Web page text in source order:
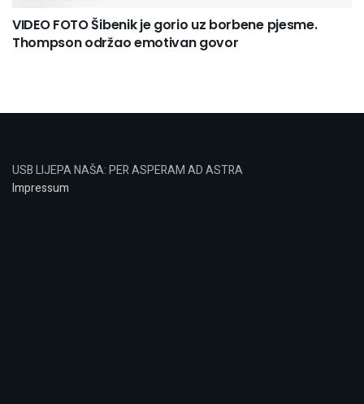
VIDEO FOTO Šibenik je gorio uz borbene pjesme.
Thompson održao emotivan govor
USB LIJEPA NAŠA: PER ASPERAM AD ASTRA
Impressum